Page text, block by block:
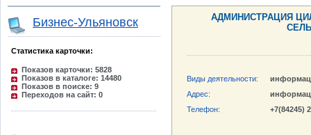
Бизнес-Ульяновск
Статистика карточки:
Показов карточки: 5828
Показов в каталоге: 14480
Показов в поиске: 9
Переходов на сайт: 0
АДМИНИСТРАЦИЯ
Виды деятельности:
Адрес:
Телефон:
+7(84245)